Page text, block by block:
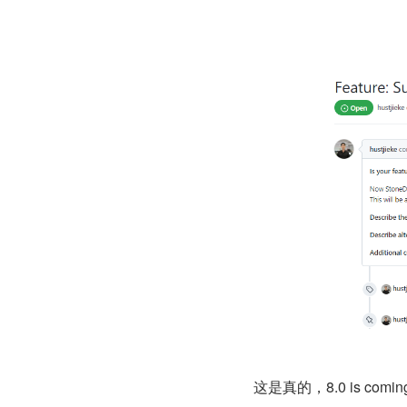
这是真的，8.0 is